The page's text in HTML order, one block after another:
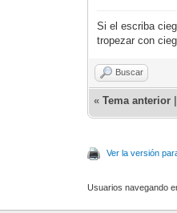
Si el escriba
tropezar con
Buscar
«Tema anterior
Ver la versión
Usuarios navegando